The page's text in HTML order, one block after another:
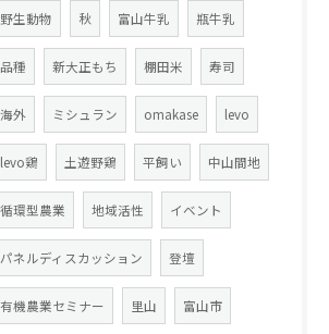
野生動物 秋 富山牛乳 瓶牛乳
品種 新大正もち 棚田米 寿司
海外 ミシュラン omakase levo
levo鶏 土遊野鶏 平飼い 中山間地
循環型農業 地域活性 イベント
パネルディスカッション 登壇
有機農業セミナー 里山 富山市